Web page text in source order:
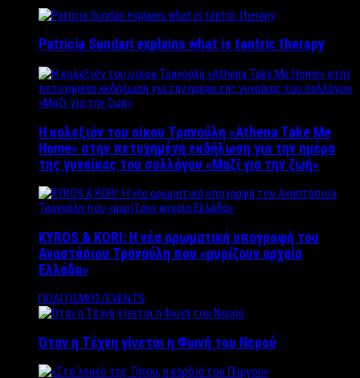
Patricia Sundari explains what is tantric therapy
Η κολεξιόν του οίκου Τρανούλη «Athena Take Me
Home» στην πετυχημένη εκδήλωση για την ημέρα
της γυναίκας του συλλόγου «Μαζί για την ζωή»
KYROS & KORI: Η νέα αρωματική υπογραφή του
Αναστάσιου Τρανούλη που «μυρίζουν αρχαία
Ελλάδα»
ΠΟΛΙΤΙΣΜΟΣ/EVENTS
Όταν η Τέχνη γίνεται η Φωνή του Νερού